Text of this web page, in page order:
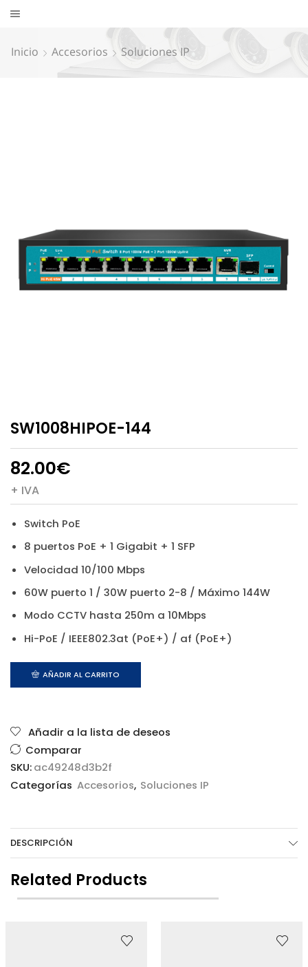
Inicio Accesorios Soluciones IP
SW1008HIPOE-144
82.00€
+ IVA
Switch PoE
8 puertos PoE + 1 Gigabit + 1 SFP
Velocidad 10/100 Mbps
60W puerto 1 / 30W puerto 2-8 / Máximo 144W
Modo CCTV hasta 250m a 10Mbps
Hi-PoE / IEEE802.3at (PoE+) / af (PoE+)
AÑADIR AL CARRITO
Añadir a la lista de deseos
Comparar
SKU:ac49248d3b2f
Categorías Accesorios, Soluciones IP
DESCRIPCIÓN
Related Products